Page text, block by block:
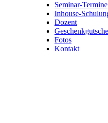
Seminar-Termine
Inhouse-
Dozent
Fotos
Kontakt